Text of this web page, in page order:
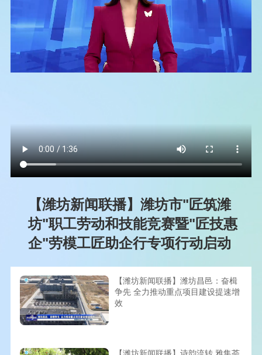
【潍坊新闻联播】潍坊市"匠筑潍
坊"职工劳动和技能竞赛暨"匠技惠
企"劳模工匠助企行专项行动启动
【潍坊新闻联播】潍坊昌邑：奋楫
争先 全力推动重点项目建设提速增
效